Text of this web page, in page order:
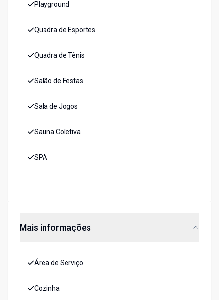
Playground
Quadra de Esportes
Quadra de Tênis
Salão de Festas
Sala de Jogos
Sauna Coletiva
SPA
Mais informações
Área de Serviço
Cozinha